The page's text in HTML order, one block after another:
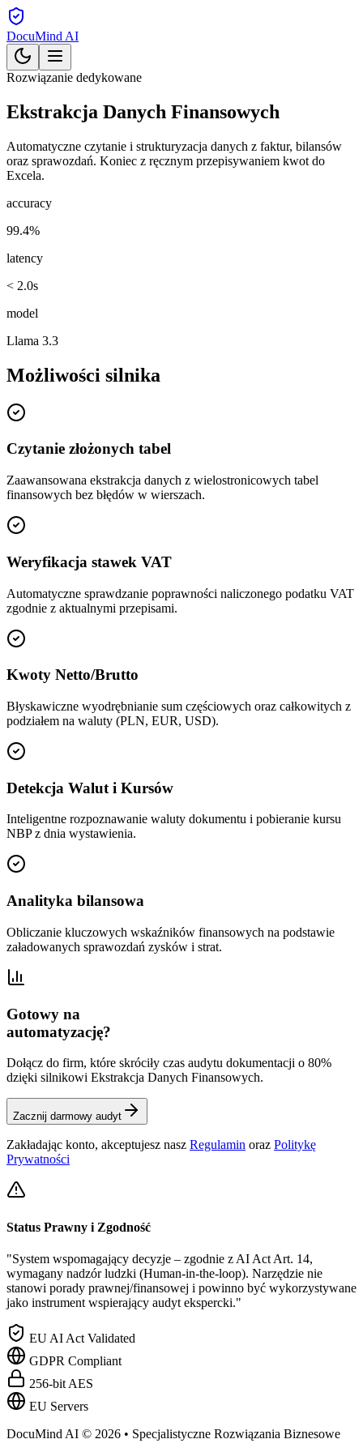
DocuMind AI
Rozwiązanie dedykowane
Ekstrakcja Danych Finansowych
Automatyczne czytanie i strukturyzacja danych z faktur, bilansów
oraz sprawozdań. Koniec z ręcznym przepisywaniem kwot do
Excela.
accuracy
99.4%
latency
< 2.0s
model
Llama 3.3
Możliwości silnika
Czytanie złożonych tabel
Zaawansowana ekstrakcja danych z wielostronicowych tabel
finansowych bez błędów w wierszach.
Weryfikacja stawek VAT
Automatyczne sprawdzanie poprawności naliczonego podatku VAT
zgodnie z aktualnymi przepisami.
Kwoty Netto/Brutto
Błyskawiczne wyodrębnianie sum częściowych oraz całkowitych z
podziałem na waluty (PLN, EUR, USD).
Detekcja Walut i Kursów
Inteligentne rozpoznawanie waluty dokumentu i pobieranie kursu
NBP z dnia wystawienia.
Analityka bilansowa
Obliczanie kluczowych wskaźników finansowych na podstawie
załadowanych sprawozdań zysków i strat.
Gotowy na
automatyzację?
Dołącz do firm, które skróciły czas audytu dokumentacji o 80%
dzięki silnikowi Ekstrakcja Danych Finansowych.
Zacznij darmowy audyt
Zakładając konto, akceptujesz nasz Regulamin oraz Politykę
Prywatności
Status Prawny i Zgodność
"System wspomagający decyzje – zgodnie z AI Act Art. 14,
wymagany nadzór ludzki (Human-in-the-loop). Narzędzie nie
stanowi porady prawnej/finansowej i powinno być wykorzystywane
jako instrument wspierający audyt ekspercki."
EU AI Act Validated
GDPR Compliant
256-bit AES
EU Servers
DocuMind AI © 2026 • Specjalistyczne Rozwiązania Biznesowe